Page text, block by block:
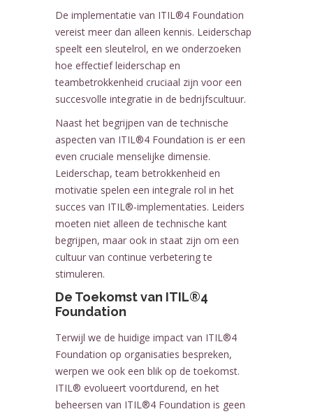
De implementatie van ITIL®4 Foundation
vereist meer dan alleen kennis. Leiderschap
speelt een sleutelrol, en we onderzoeken
hoe effectief leiderschap en
teambetrokkenheid cruciaal zijn voor een
succesvolle integratie in de bedrijfscultuur.
Naast het begrijpen van de technische
aspecten van ITIL®4 Foundation is er een
even cruciale menselijke dimensie.
Leiderschap, team betrokkenheid en
motivatie spelen een integrale rol in het
succes van ITIL®-implementaties. Leiders
moeten niet alleen de technische kant
begrijpen, maar ook in staat zijn om een
cultuur van continue verbetering te
stimuleren.
De Toekomst van ITIL®4
Foundation
Terwijl we de huidige impact van ITIL®4
Foundation op organisaties bespreken,
werpen we ook een blik op de toekomst.
ITIL® evolueert voortdurend, en het
beheersen van ITIL®4 Foundation is geen